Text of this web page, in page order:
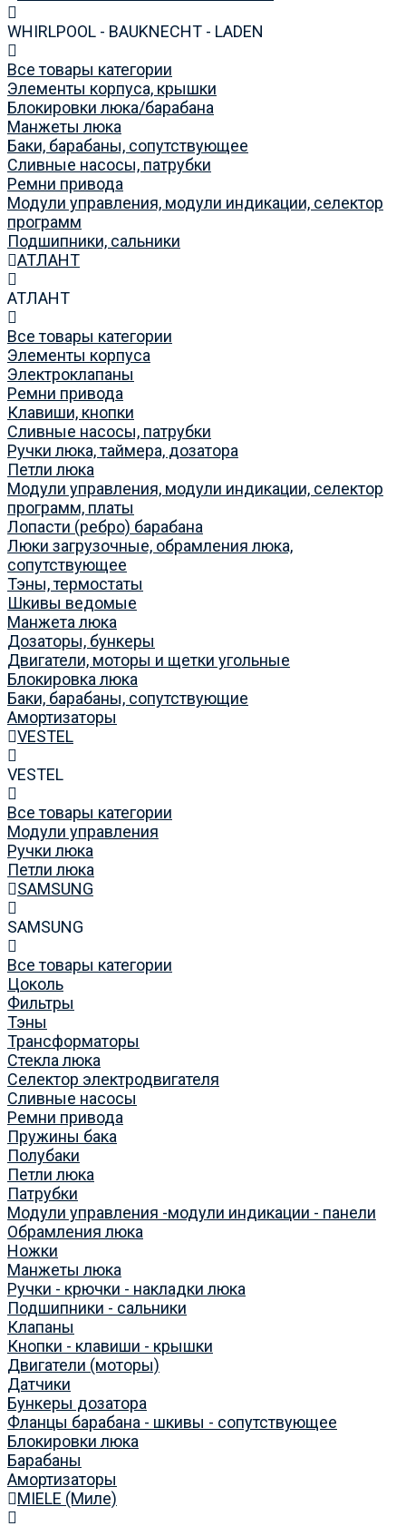
WHIRLPOOL - BAUKNECHT - LADEN
Все товары категории
Элементы корпуса, крышки
Блокировки люка/барабана
Манжеты люка
Баки, барабаны, сопутствующее
Сливные насосы, патрубки
Ремни привода
Модули управления, модули индикации, селектор
программ
Подшипники, сальники
АТЛАНТ
АТЛАНТ
Все товары категории
Элементы корпуса
Электроклапаны
Ремни привода
Клавиши, кнопки
Сливные насосы, патрубки
Ручки люка, таймера, дозатора
Петли люка
Модули управления, модули индикации, селектор
программ, платы
Лопасти (ребро) барабана
Люки загрузочные, обрамления люка,
сопутствующее
Тэны, термостаты
Шкивы ведомые
Манжета люка
Дозаторы, бункеры
Двигатели, моторы и щетки угольные
Блокировка люка
Баки, барабаны, сопутствующие
Амортизаторы
VESTEL
VESTEL
Все товары категории
Модули управления
Ручки люка
Петли люка
SAMSUNG
SAMSUNG
Все товары категории
Цоколь
Фильтры
Тэны
Трансформаторы
Стекла люка
Селектор электродвигателя
Сливные насосы
Ремни привода
Пружины бака
Полубаки
Петли люка
Патрубки
Модули управления -модули индикации - панели
Обрамления люка
Ножки
Манжеты люка
Ручки - крючки - накладки люка
Подшипники - сальники
Клапаны
Кнопки - клавиши - крышки
Двигатели (моторы)
Датчики
Бункеры дозатора
Фланцы барабана - шкивы - сопутствующее
Блокировки люка
Барабаны
Амортизаторы
MIELE (Миле)